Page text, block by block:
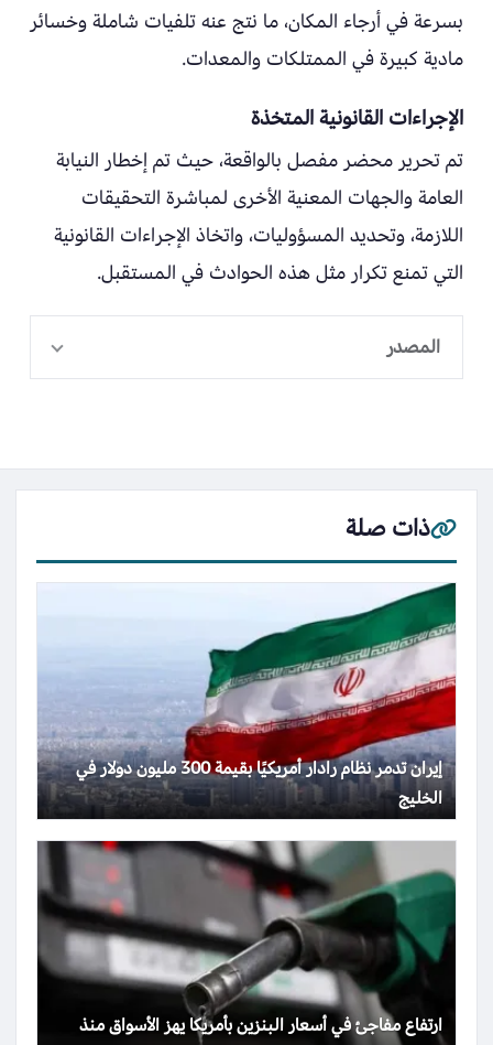
بسرعة في أرجاء المكان، ما نتج عنه تلفيات شاملة وخسائر
مادية كبيرة في الممتلكات والمعدات.
الإجراءات القانونية المتخذة
تم تحرير محضر مفصل بالواقعة، حيث تم إخطار النيابة
العامة والجهات المعنية الأخرى لمباشرة التحقيقات
اللازمة، وتحديد المسؤوليات، واتخاذ الإجراءات القانونية
التي تمنع تكرار مثل هذه الحوادث في المستقبل.
المصدر
ذات صلة
إيران تدمر نظام رادار أمريكيًا بقيمة 300 مليون دولار في
الخليج
ارتفاع مفاجئ في أسعار البنزين بأمريكا يهز الأسواق منذ